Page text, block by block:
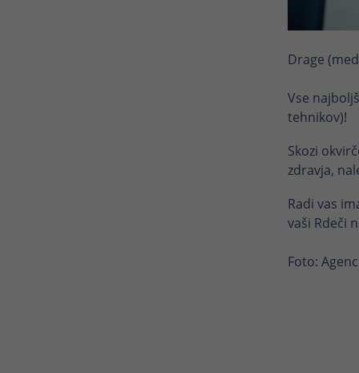
Drage
Vse
tehnikov)!
Skozi
zdravja,
Radi vas
vaši Rdeči
Foto: